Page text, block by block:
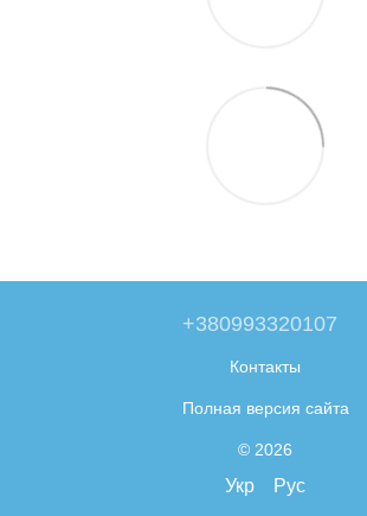
+380993320107
Контакты
Полная версия сайта
© 2026
Укр Рус